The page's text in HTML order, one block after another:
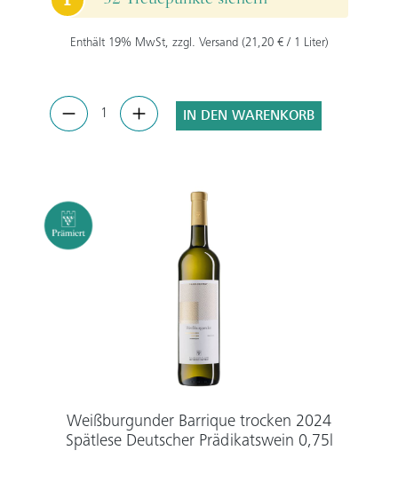
Enthält 19% MwSt, zzgl. Versand (21,20 € / 1 Liter)
IN DEN WARENKORB
Weißburgunder Barrique trocken 2024
Spätlese Deutscher Prädikatswein 0,75l